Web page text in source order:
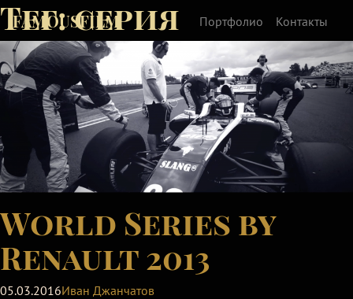
FAMOUSFILM Портфолио Контакты
Тег:серия
World Series by
Renault 2013
05.03.2016Иван Джанчатов